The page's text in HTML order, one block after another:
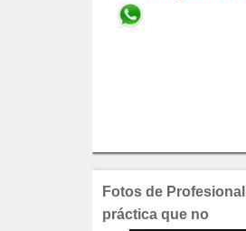
Fotos de
práctica que no